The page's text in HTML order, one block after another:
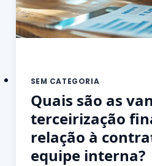
SEM CATEGORIA
Quais são as
terceirização
relação à
equipe interna?